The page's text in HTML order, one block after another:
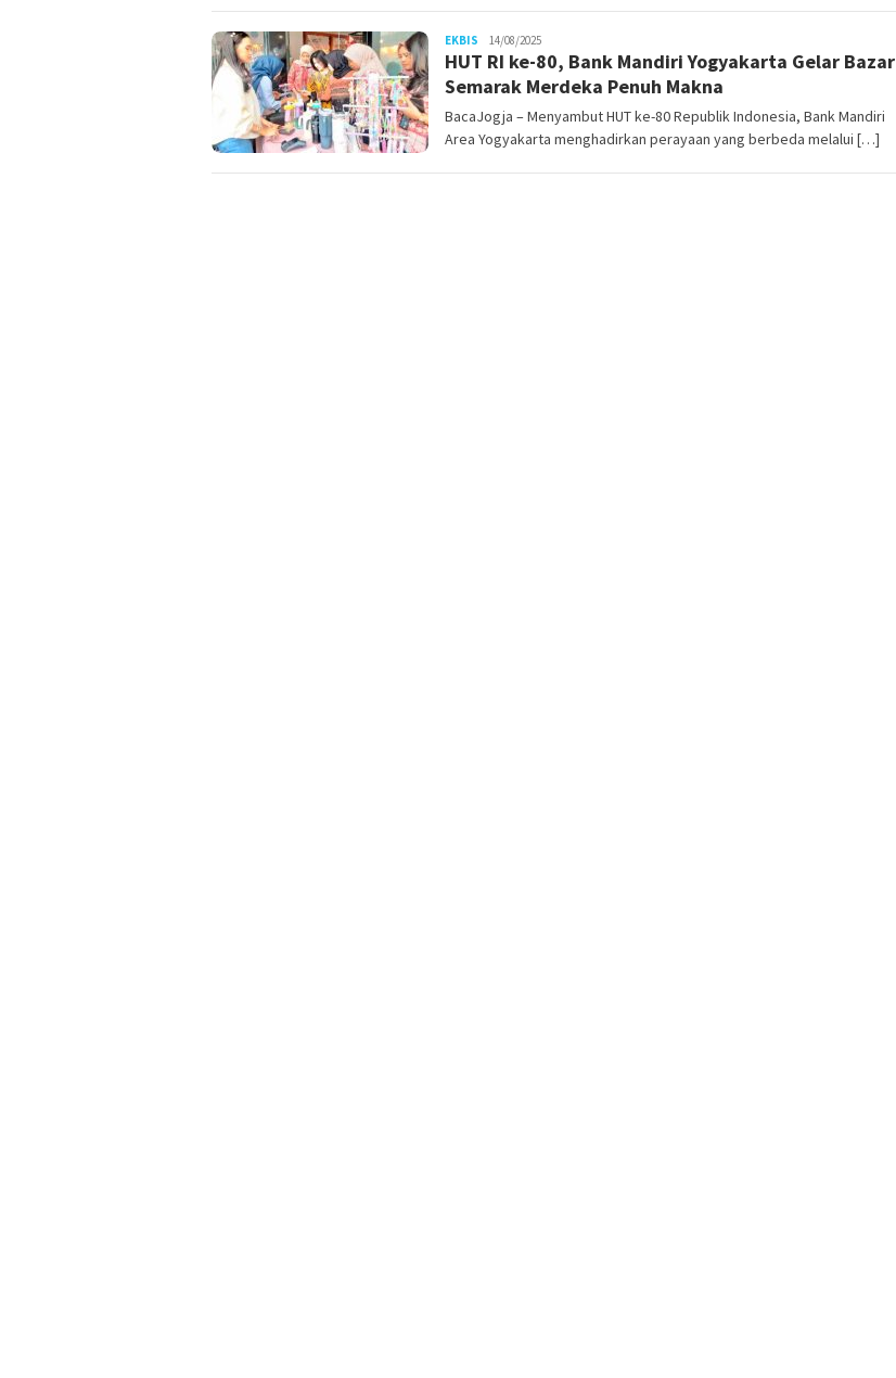
EKBIS Juno
14/08/2025
HUT RI ke-80, Bank Mandiri Yogyakarta Gelar Bazar
Semarak Merdeka Penuh Makna
BacaJogja – Menyambut HUT ke-80 Republik Indonesia, Bank Mandiri
Area Yogyakarta menghadirkan perayaan yang berbeda melalui […]